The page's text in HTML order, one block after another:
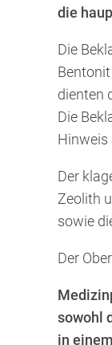
die
Die
dienten
Die
Hinweis
Der
Zeolith
sowie
Der
sowohl
in